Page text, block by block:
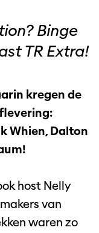
Binge
TR Extra!
kregen de
Whien, Dalton
host Nelly
van
waren zo